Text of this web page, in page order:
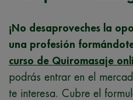
¡No desaproveches la
una profesión
curso de Quiromasaje
podrás entrar en el
te interesa. Cubre el